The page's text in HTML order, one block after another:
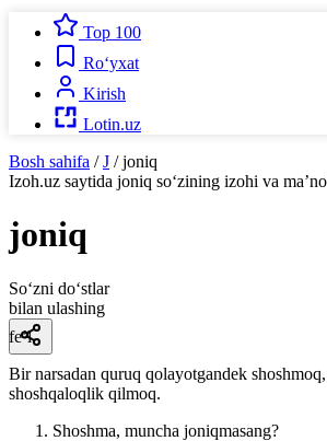
Top 100
Ro‘yxat
Kirish
Lotin.uz
Bosh sahifa / J / joniq
Izoh.uz saytida joniq so‘zining izohi va
joniq
So‘zni do‘stlar
bilan ulashing
fe’l
Bir narsadan quruq qolayotgandek
shoshqaloqlik qilmoq.
Shoshma, muncha joniqmasang?